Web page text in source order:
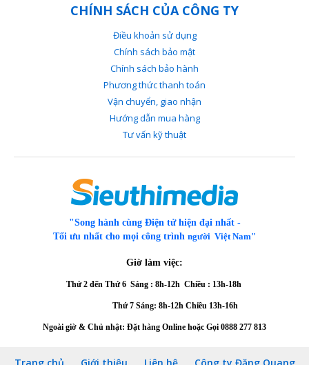
CHÍNH SÁCH CỦA CÔNG TY
Điều khoản sử dụng
Chính sách bảo mật
Chính sách bảo hành
Phương thức thanh toán
Vận chuyển, giao nhận
Hướng dẫn mua hàng
Tư vấn kỹ thuật
"Song hành cùng Điện tử hiện đại nhất -
Tối ưu nhất cho mọi công trình người Việt Nam"
Giờ làm việc:
Thứ 2 đến Thứ 6 Sáng : 8h-12h Chiều : 13h-18h
Thứ 7 Sáng: 8h-12h Chiều 13h-16h
Ngoài giờ & Chủ nhật: Đặt hàng Online hoặc Gọi 0888 277 813